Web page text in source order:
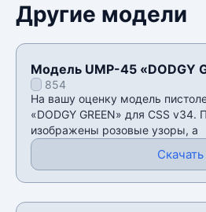
Другие модели
Модель UMP-45 «DODGY
v34854
На вашу оценку модель
«DODGY GREEN» для CSS
изображены розовые узоры, а
Скачать